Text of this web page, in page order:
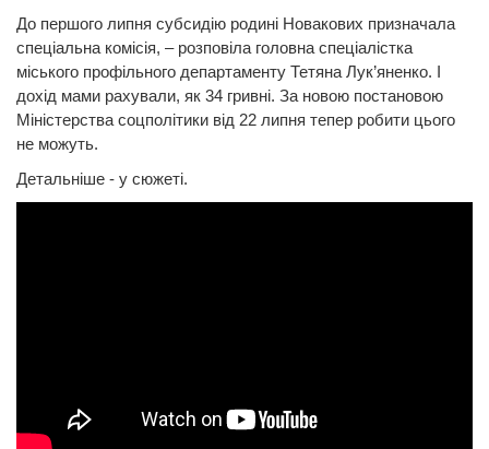
До першого липня субсидію родині Новакових призначала
спеціальна комісія, – розповіла головна спеціалістка
міського профільного департаменту Тетяна Лук’яненко. І
дохід мами рахували, як 34 гривні. За новою постановою
Міністерства соцполітики від 22 липня тепер робити цього
не можуть.
Детальніше - у сюжеті.